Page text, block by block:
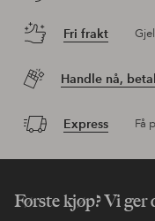
Fri frakt
Handle nå,
Express Få
Første kjøp? Vi ger